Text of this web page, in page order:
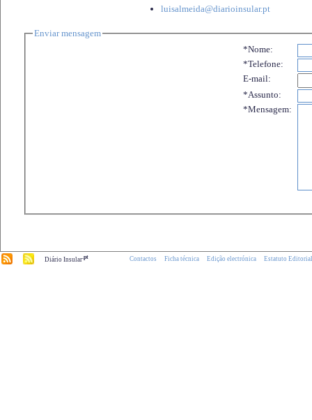
luisalmeida@diarioinsular.pt
Enviar mensagem
*Nome:
*Telefone:
E-mail:
*Assunto:
*Mensagem:
Diário Insular.pt Contactos Ficha técnica Edição electrónica Estatuto Editorial